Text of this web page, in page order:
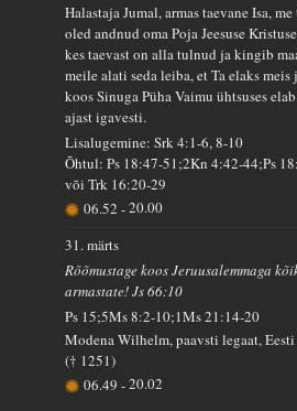
Halastaja Jumal, armas taevane Isa,
oled andnud oma Poja Jeesuse
kes taevast on alla tulnud ja kingib
meile alati seda leiba, et Ta elaks meis
koos Sinuga Püha Vaimu ühtsuses
ajast igavesti.
Lisalugemine: Srk 4:1-6, 8-10
Õhtul: Ps 18:47-51;2Kn 4:42-44;Ps
või Trk 16:20-29
06.52-20.00
31. märts
Rõõmustage koos Jeruusalemmaga
armastate! Js 66:10
Ps 15;5Ms 8:2-10;1Ms 21:14-20
Modena Wilhelm, paavsti legaat,
(† 1251)
06.49-20.02